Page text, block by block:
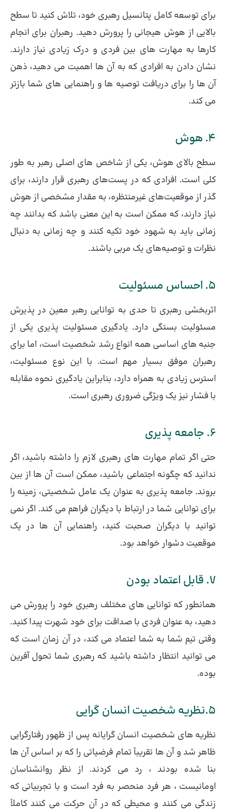
برای توسعه کامل پتانسیل رهبری خود، تلاش کنید تا سطح
بالایی از هوش هیجانی را پرورش دهید. رهبران برای انجام
کارها به مهارت های بین فردی و درک زیادی نیاز دارند.
نشان دادن به افرادی که به آن ها اهمیت می دهید، ذهن
آن ها را برای دریافت توصیه ها و راهنمایی های شما بازتر
می کند.
4. هوش
سطح بالای هوش، یکی از شاخص های اصلی رهبر به طور
کلی است. افرادی که در پست‌های رهبری قرار دارند، برای
گذر از موقعیت‌های غیرمنتظره، به مقدار مشخصی از هوش
نیاز دارند، که ممکن است به این معنی باشد که بدانند چه
زمانی باید به شهود خود تکیه کنند و چه زمانی به دنبال
نظرات و توصیه‌های یک مربی باشند.
5. احساس مسئولیت
اثربخشی رهبری تا حدی به توانایی رهبر معین در پذیرش
مسئولیت بستگی دارد. یادگیری مسئولیت پذیری یکی از
جنبه های اساسی همه انواع رشد شخصیت است، اما برای
رهبران موفق بسیار مهم است. با این نوع مسئولیت،
استرس زیادی به همراه دارد، بنابراین یادگیری نحوه مقابله
با فشار نیز یک ویژگی ضروری رهبری است.
6. جامعه پذیری
حتی اگر تمام مهارت های رهبری لازم را داشته باشید، اگر
ندانید که چگونه اجتماعی باشید، ممکن است آن ها از بین
بروند. جامعه پذیری به عنوان یک عامل شخصیتی، زمینه را
برای توانایی شما در ارتباط با دیگران فراهم می کند. اگر نمی
توانید با دیگران صحبت کنید، راهنمایی آن ها در یک
موقعیت دشوار خواهد بود.
7. قابل اعتماد بودن
همانطور که توانایی های مختلف رهبری خود را پرورش می
دهید، به عنوان فردی با صداقت برای خود شهرت پیدا کنید.
وقتی تیم شما به شما اعتماد می کند، در آن زمان است که
می توانید انتظار داشته باشید که رهبری شما تحول آفرین
بوده.
5.نظریه شخصیت انسان گرایی
نظریه های شخصیت انسان گرایانه پس از ظهور رفتارگرایی
ظاهر شد و آن ها تقریباً تمام فرضیاتی را که بر اساس آن ها
بنا شده بودند ، رد می کردند. از نظر روانشناسان
اومانیست ، هر فرد منحصر به فرد است و با تجربیاتی که
زندگی می کنند و محیطی که در آن حرکت می کنند کاملاً